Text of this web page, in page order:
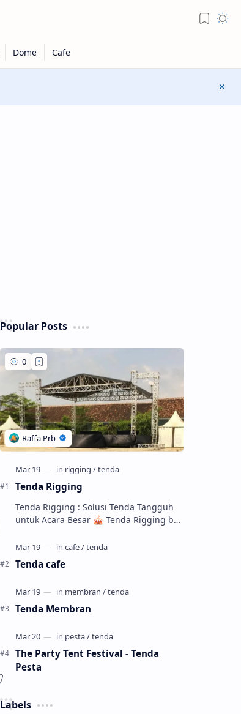
Popular Posts
Tenda Rigging
Tenda Rigging : Solusi Tenda Tangguh
untuk Acara Besar 🎪 Tenda Rigging by
ketahanan, keindahan, dan keamanan
un…
Tenda cafe
Tenda Membran
The Party Tent Festival - Tenda
Pesta
Labels